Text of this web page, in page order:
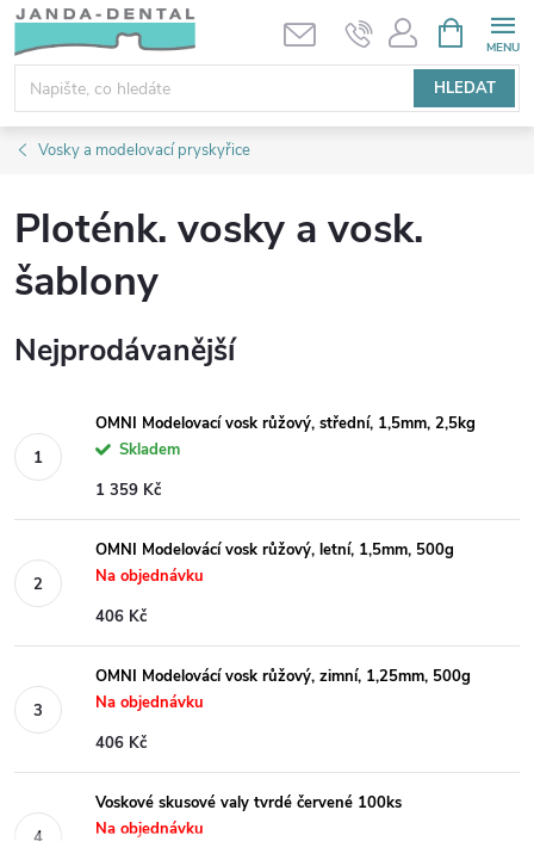
Přejít
obsah
HLEDAT
NÁKUPNÍ
KOŠÍK
Vosky a modelovací pryskyřice
Ploténk. vosky a vosk.
šablony
Nejprodávanější
OMNI Modelovací vosk růžový, střední, 1,5mm, 2,5kg
Skladem
1 359 Kč
OMNI Modelovácí vosk růžový, letní, 1,5mm, 500g
Na objednávku
406 Kč
OMNI Modelovácí vosk růžový, zimní, 1,25mm, 500g
Na objednávku
406 Kč
Voskové skusové valy tvrdé červené 100ks
Na objednávku